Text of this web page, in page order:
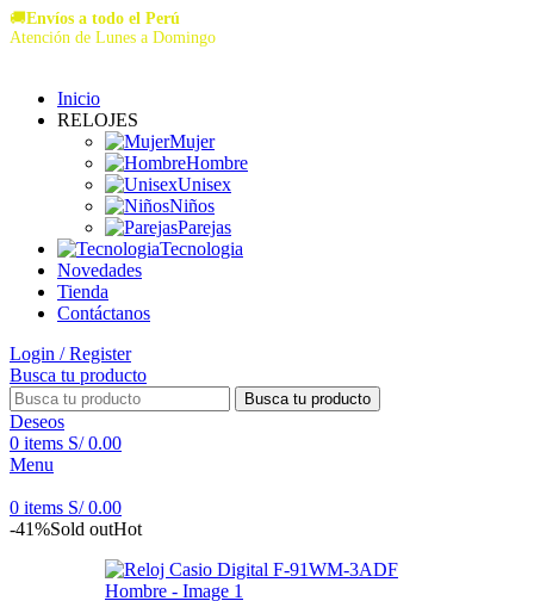
🚚Envíos a todo el Perú
Atención de Lunes a Domingo
Inicio
RELOJES
Mujer
Hombre
Unisex
Niños
Parejas
Tecnologia
Novedades
Tienda
Contáctanos
Login / Register
Busca tu producto
Busca tu producto
Deseos
0 items S/0.00
Menu
0 items S/0.00
-41%Sold outHot